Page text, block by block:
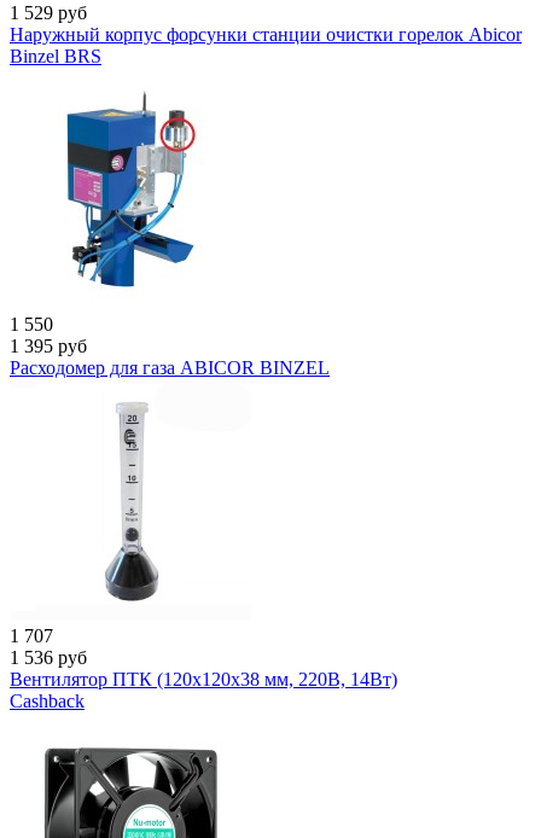
1 529 руб
Наружный корпус форсунки станции очистки горелок Abicor
Binzel BRS
1 550
1 395 руб
Расходомер для газа ABICOR BINZEL
1 707
1 536 руб
Вентилятор ПТК (120х120х38 мм, 220В, 14Вт)
Cashback